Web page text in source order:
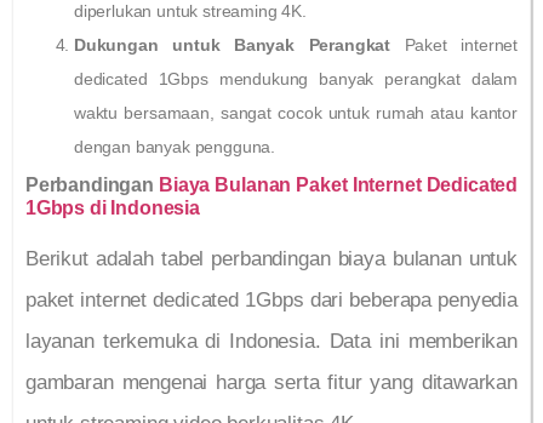
diperlukan untuk streaming 4K.
Dukungan untuk Banyak Perangkat Paket internet
dedicated 1Gbps mendukung banyak perangkat dalam
waktu bersamaan, sangat cocok untuk rumah atau kantor
dengan banyak pengguna.
Perbandingan Biaya Bulanan Paket Internet Dedicated
1Gbps di Indonesia
Berikut adalah tabel perbandingan biaya bulanan untuk
paket internet dedicated 1Gbps dari beberapa penyedia
layanan terkemuka di Indonesia. Data ini memberikan
gambaran mengenai harga serta fitur yang ditawarkan